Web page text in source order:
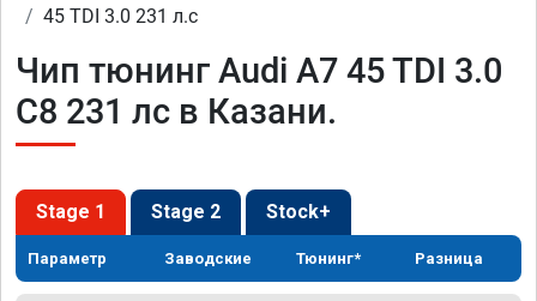
45 TDI 3.0 231 л.с
Чип тюнинг Audi A7 45 TDI 3.0
C8 231 лс в Казани.
Stage 1 Stage 2 Stock+
Параметр Заводские Тюнинг* Разница